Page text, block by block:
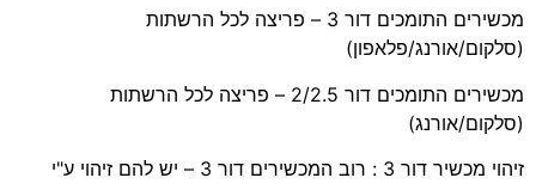
מכשירים התומכים דור 3 – פריצה לכל הרשתות
(סלקום/אורנג/פלאפון)
מכשירים התומכים דור 2/2.5 – פריצה לכל הרשתות
(סלקום/אורנג)
זיהוי מכשיר דור 3 : רוב המכשירים דור 3 – יש להם זיהוי ע"י